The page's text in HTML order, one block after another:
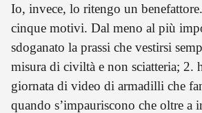
Io, invece, lo ritengo un
cinque motivi. Dal meno al più
sdoganato la prassi che vestirsi
misura di civiltà e non sciatteria; 2.
giornata di video di armadilli che
quando s’impauriscono che oltre a